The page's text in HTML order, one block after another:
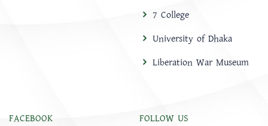
7 College
University of Dhaka
Liberation War Museum
FACEBOOK FOLLOW US